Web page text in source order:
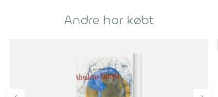
Andre har købt